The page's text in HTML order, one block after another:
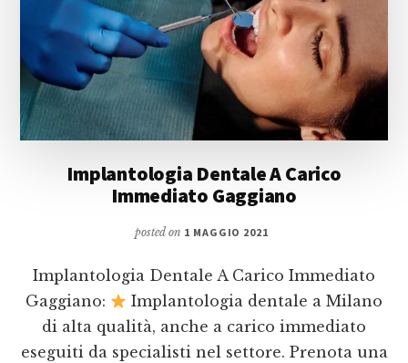
Implantologia Dentale A Carico
Immediato Gaggiano
posted on 1 MAGGIO 2021
Implantologia Dentale A Carico Immediato
Gaggiano:
Implantologia dentale a Milano
di alta qualità, anche a carico immediato
eseguiti da specialisti nel settore. Prenota una